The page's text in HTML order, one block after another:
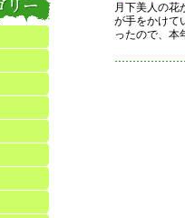
月下美人の花
が手をかけて
ったので、本